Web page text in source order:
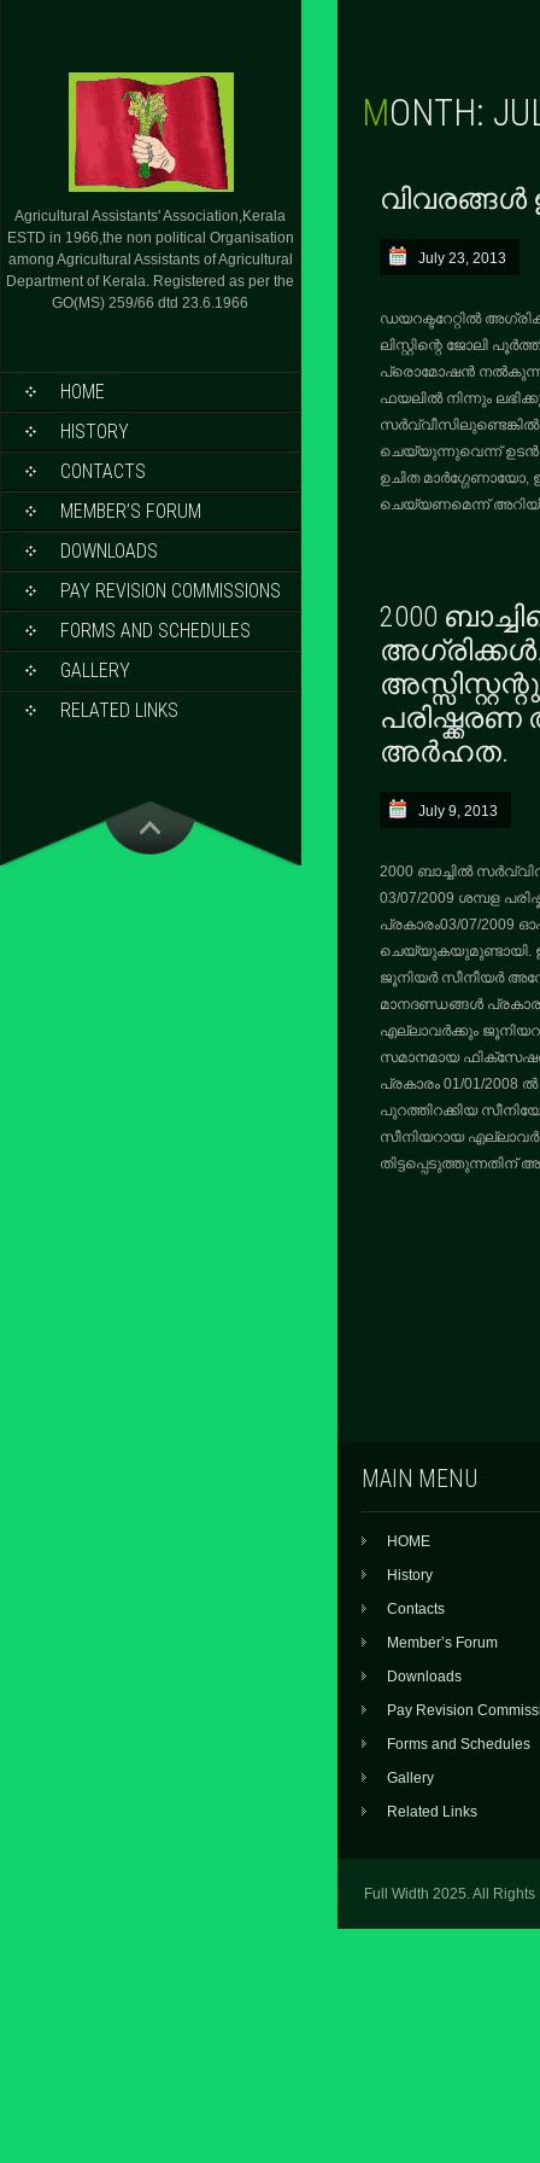
Agricultural Assistants' Association,Kerala
ESTD in 1966,the non political Organisation
among Agricultural Assistants of Agricultural
Department of Kerala. Registered as per the
GO(MS) 259/66 dtd 23.6.1966
HOME
HISTORY
CONTACTS
MEMBER’S FORUM
DOWNLOADS
PAY REVISION COMMISSIONS
FORMS AND SCHEDULES
GALLERY
RELATED LINKS
MONTH:
വിവരങ്ങൾ
July 23, 2013
ഡയറക്ടറേറ്റിൽ
ലിസ്റ്റിന്റെ ജോലി
പ്രൊമോഷൻ
ഫയലിൽ നിന്നും
ചെയ്യുന്നുവെന്ന് ഉടൻ
ഉചിത
ചെയ്യണമെന്ന്
2000
അർഹത.
July 9, 2013
2000 ബാച്ചിൽ
03/07/2009 ശമ്പള
പ്രകാരം03/07/
ചെയ്യുകയുമുണ്ടായി.
ജൂനിയർ സീനീയർ
മാനദണ്ഡങ്ങൾ പ്രകാരം
എല്ലാവർക്കും
സമാനമായ
പ്രകാരം 01/01/
പുറത്തിറക്കിയ
സീനിയറായ
MAIN MENU
HOME
History
Contacts
Member’s Forum
Downloads
Pay Revision
Forms and Schedules
Gallery
Related Links
Full Width 2025. All